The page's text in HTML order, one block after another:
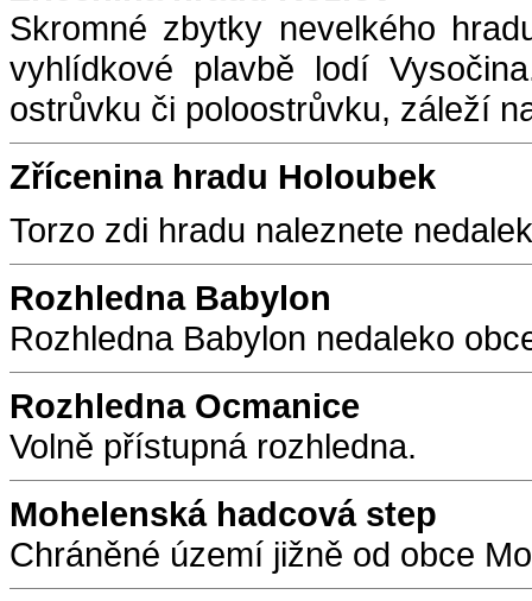
Skromné zbytky nevelkého
vyhlídkové plavbě lodí
ostrůvku či poloostrůvku, záleží
Zřícenina hradu Holoubek
Torzo zdi hradu naleznete
Rozhledna Babylon
Rozhledna Babylon nedaleko
Rozhledna Ocmanice
Volně přístupná rozhledna.
Mohelenská hadcová step
Chráněné území jižně od obce